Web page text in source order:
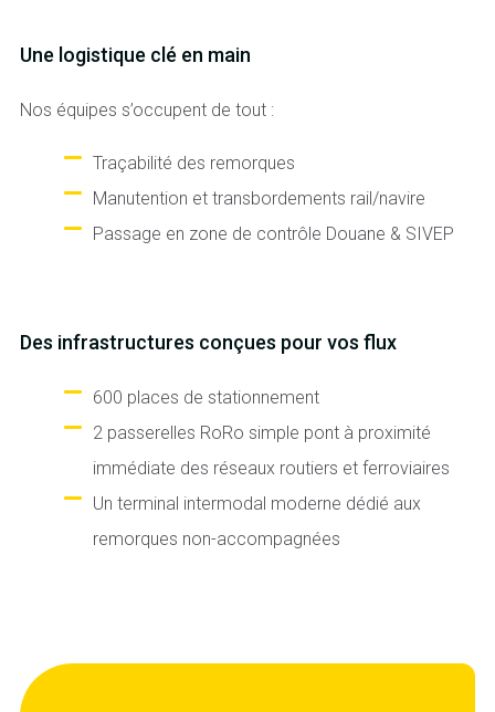
Une logistique clé en main
Nos équipes s’occupent de tout :
Traçabilité des remorques
Manutention et transbordements rail/navire
Passage en zone de contrôle Douane & SIVEP
Des infrastructures conçues pour vos flux
600 places de stationnement
2 passerelles RoRo simple pont à proximité
immédiate des réseaux routiers et ferroviaires
Un terminal intermodal moderne dédié aux
remorques non-accompagnées